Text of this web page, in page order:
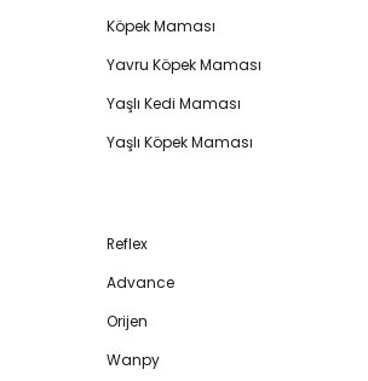
Köpek Maması
Yavru Köpek Maması
Yaşlı Kedi Maması
Yaşlı Köpek Maması
Reflex
Advance
Orijen
Wanpy